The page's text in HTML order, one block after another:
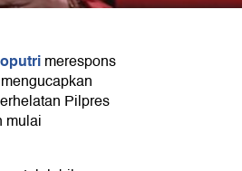
merespons
Pilpres
mulai